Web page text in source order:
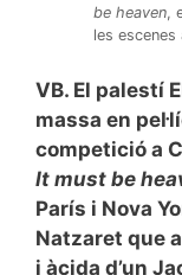
be heaven,
les escenes
VB. El palestí
massa en
competició a
It must be
París i Nova
Natzaret que
i àcida d’un